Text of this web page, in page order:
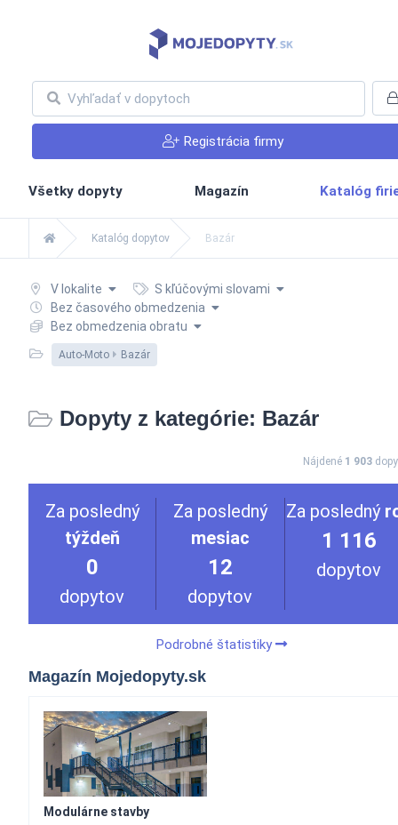
Registrácia firmy
Všetky dopyty Magazín Katalóg
Katalóg dopytov Bazár
V lokalite
S kľúčovými slovami
Bez časového obmedzenia
Bez obmedzenia obratu
Auto-Moto Bazár
Dopyty z kategórie: Bazár
Nájdené 1 903
Za posledný
týždeň
0
dopytov
Za posledný
mesiac
12
dopytov
Za posledný
1 116
dopytov
Podrobné štatistiky
Magazín Mojedopyty.sk
Modulárne stavby